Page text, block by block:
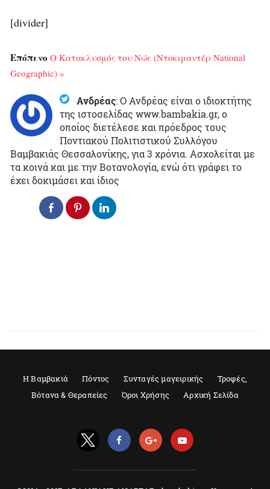
[divider]
Επόπενο Ο Κατακλυσμός του Νώε (Ντοκιμαντέρ National
Geographic) »
Ανδρέας:Ο Ανδρέας είναι ο ιδιοκτήτης
της ιστοσελίδας www.bambakia.gr, ο
οποίος διετέλεσε και πρόεδρος τους
Ποντιακού Πολιτιστικού Συλλόγου
Βαμβακιάς Θεσσαλονίκης, για 3 χρόνια. Ασχολείται με
τα κοινά και με την Βοτανολογία, ενώ ότι γράφει το
έχει δοκιμάσει και ίδιος
Η Βαμβακιά Πόντος Συνταγές μαγειρικής
Τροφές,
Βότανα & Θεραπείες
Όροι Χρήσης Αρχική Σελίδα